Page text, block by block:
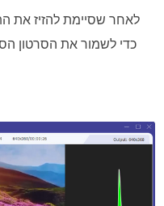
לאחר שסיימת להזיז את